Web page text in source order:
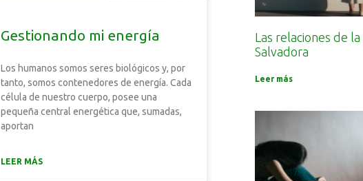
Gestionando mi energía
Los humanos somos seres biológicos y, por
tanto, somos contenedores de energía. Cada
célula de nuestro cuerpo, posee una
pequeña central energética que, sumadas,
aportan
LEER MÁS
Las relaciones de la
Salvadora
Leer más